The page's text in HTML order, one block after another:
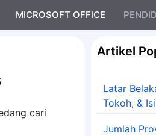
MICROSOFT OFFICE
cari
Artikel
Latar
Tokoh, &
Jumlah